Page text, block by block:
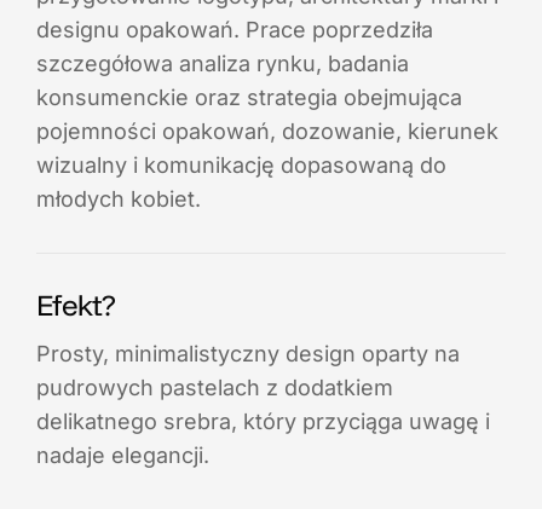
designu opakowań. Prace poprzedziła
szczegółowa analiza rynku, badania
konsumenckie oraz strategia obejmująca
pojemności opakowań, dozowanie, kierunek
wizualny i komunikację dopasowaną do
młodych kobiet.
Efekt?
Prosty, minimalistyczny design oparty na
pudrowych pastelach z dodatkiem
delikatnego srebra, który przyciąga uwagę i
nadaje elegancji.